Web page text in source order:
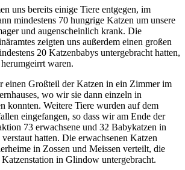
uns bereits einige Tiere entgegen, im
mindestens 70 hungrige Katzen um unsere
und augenscheinlich krank. Die
zeigten uns außerdem einen großen
20 Katzenbabys untergebracht hatten,
waren.
einen Großteil der Katzen in ein Zimmer im
wo wir sie dann einzeln in
konnten. Weitere Tiere wurden auf dem
eingefangen, so dass wir am Ende der
73 erwachsene und 32 Babykatzen in
hatten. Die erwachsenen Katzen
in Zossen und Meissen verteilt, die
in Glindow untergebracht.